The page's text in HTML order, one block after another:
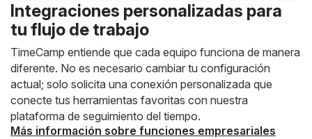
Integraciones personalizadas para
tu flujo de trabajo
TimeCamp entiende que cada equipo funciona de manera
diferente. No es necesario cambiar tu configuración
actual; solo solicita una conexión personalizada que
conecte tus herramientas favoritas con nuestra
plataforma de seguimiento del tiempo.
Más información sobre funciones empresariales